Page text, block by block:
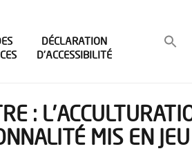
DÉCLARATION
D’ACCESSIBILITÉ
:
MIS EN JEU